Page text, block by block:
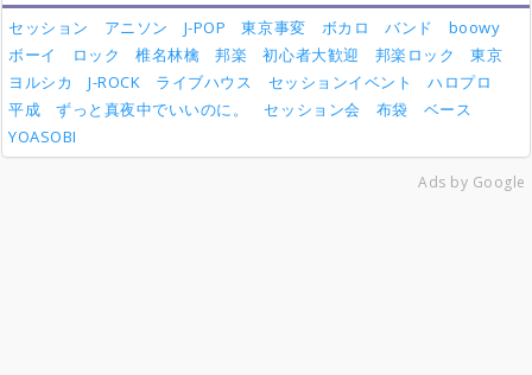
セッション アニソン J-POP 東京事変 ボカロ バンド
boowy
ボーイ
ロック 椎名林檎 邦楽 初心者大歓迎 邦楽ロック
東京
ヨルシカ
J-ROCK ライブハウス セッションイベント
ハロプロ
平成
ずっと真夜中でいいのに。 セッション会 布袋
ベース
YOASOBI
Ads by Google